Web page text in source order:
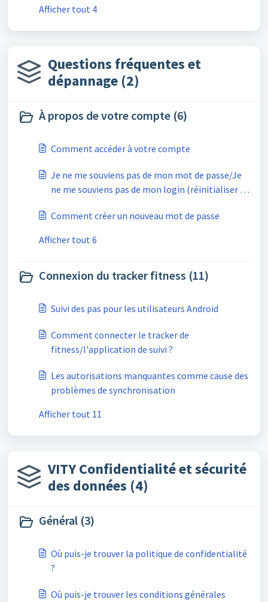
Afficher tout 4
Questions fréquentes et
dépannage (2)
À propos de votre compte (6)
Comment accéder à votre compte
Je ne me souviens pas de mon mot de passe/Je
ne me souviens pas de mon login (réinitialiser le
Comment créer un nouveau mot de passe
Afficher tout 6
Connexion du tracker fitness (11)
Suivi des pas pour les utilisateurs Android
Comment connecter le tracker de
fitness/l'application de suivi ?
Les autorisations manquantes comme cause des
problèmes de synchronisation
Afficher tout 11
VITY Confidentialité et sécurité
des données (4)
Général (3)
Où puis-je trouver la politique de confidentialité
?
Où puis-je trouver les conditions générales